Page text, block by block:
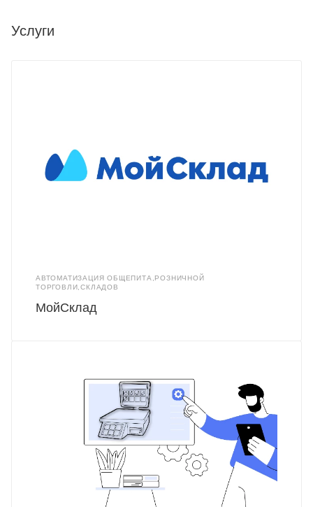
Услуги
АВТОМАТИЗАЦИЯ ОБЩЕПИТА,РОЗНИЧНОЙ
ТОРГОВЛИ,СКЛАДОВ
МойСклад